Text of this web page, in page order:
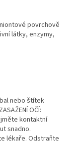
povrchově
látky, enzymy,
nebo štítek
OČÍ:
kontaktní
snadno.
lékaře. Odstraňte